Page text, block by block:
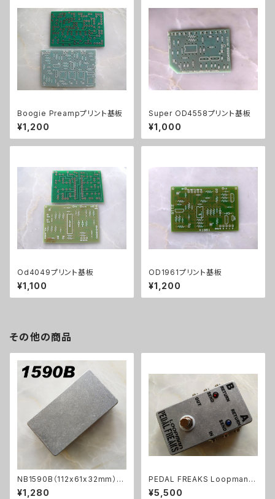
Boogie Preampプリント基板
¥1,200
Super OD4558プリント基板
¥1,000
Od4049プリント基板
¥1,100
OD1961プリント基板
¥1,200
その他の商品
NB1590B（112x61x32mm）ア
ルミダイキャストケース
¥1,280
PEDAL FREAKS Loopman 2
Loopキット
¥5,500